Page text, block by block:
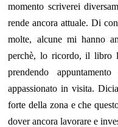
momento scriverei
rende ancora attuale. Di
molte, alcune mi hanno
perchè, lo ricordo, il libro
prendendo
appassionato in visita.
forte della zona e che
dover ancora lavorare e